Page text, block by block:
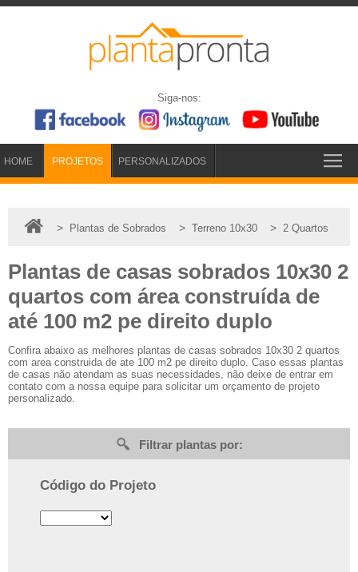
Siga-nos:
HOME PROJETOS PERSONALIZADOS
> Plantas de Sobrados > Terreno 10x30 > 2 Quartos
Plantas de casas sobrados 10x30 2
quartos com área construída de
até 100 m2 pe direito duplo
Confira abaixo as melhores plantas de casas sobrados 10x30 2 quartos
com area construida de ate 100 m2 pe direito duplo. Caso essas plantas
de casas não atendam as suas necessidades, não deixe de entrar em
contato com a nossa equipe para solicitar um orçamento de projeto
personalizado.
Filtrar plantas por:
Código do Projeto